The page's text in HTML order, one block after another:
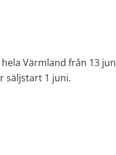
Värmland från 13
säljstart 1 juni.